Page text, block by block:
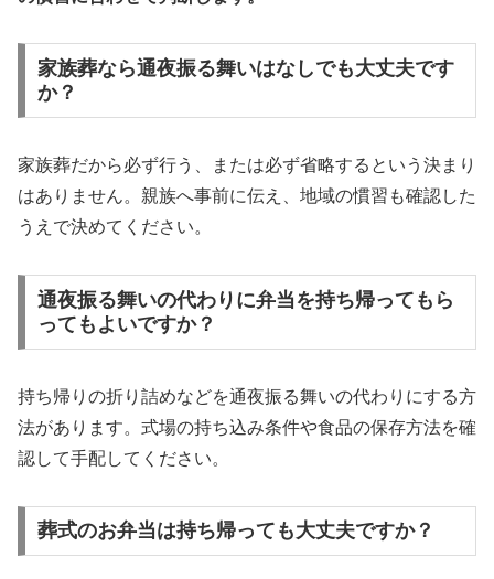
家族葬なら通夜振る舞いはなしでも大丈夫です
か？
家族葬だから必ず行う、または必ず省略するという決まり
はありません。親族へ事前に伝え、地域の慣習も確認した
うえで決めてください。
通夜振る舞いの代わりに弁当を持ち帰ってもら
ってもよいですか？
持ち帰りの折り詰めなどを通夜振る舞いの代わりにする方
法があります。式場の持ち込み条件や食品の保存方法を確
認して手配してください。
葬式のお弁当は持ち帰っても大丈夫ですか？